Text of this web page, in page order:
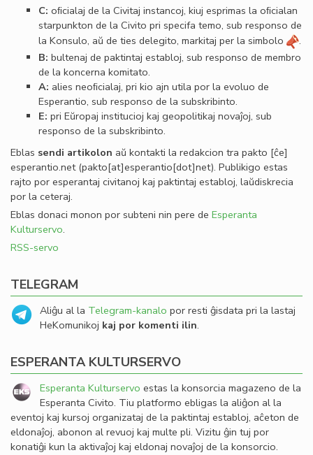
C: oﬁcialaj de la Civitaj instancoj, kiuj esprimas la oﬁcialan
starpunkton de la Civito pri specifa temo, sub responso de
la Konsulo, aŭ de ties delegito, markitaj per la simbolo
.
B: bultenaj de paktintaj establoj, sub responso de membro
de la koncerna komitato.
A: alies neoﬁcialaj, pri kio ajn utila por la evoluo de
Esperantio, sub responso de la subskribinto.
E: pri Eŭropaj institucioj kaj geopolitikaj novaĵoj, sub
responso de la subskribinto.
Eblas sendi artikolon aŭ kontakti la redakcion tra pakto [ĉe]
esperantio.net(pakto[at]esperantio[dot]net). Publikigo estas
rajto por esperantaj civitanoj kaj paktintaj establoj, laŭdiskrecia
por la ceteraj.
Eblas donaci monon por subteni nin pere de Esperanta
Kulturservo.
RSS-servo
TELEGRAM
Aliĝu al la Telegram-kanalo por resti ĝisdata pri la lastaj
HeKomunikoj kaj por komenti ilin.
ESPERANTA KULTURSERVO
Esperanta Kulturservo estas la konsorcia magazeno de la
Esperanta Civito. Tiu platformo ebligas la aliĝon al la
eventoj kaj kursoj organizataj de la paktintaj establoj, aĉeton de
eldonaĵoj, abonon al revuoj kaj multe pli. Vizitu ĝin tuj por
konatiĝi kun la aktivaĵoj kaj eldonaj novaĵoj de la konsorcio.